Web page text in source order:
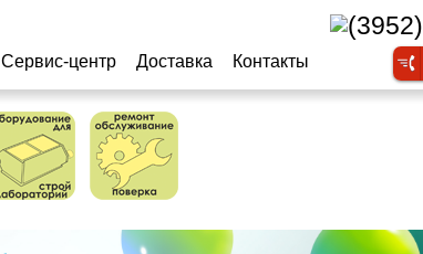
(3952)
Сервис-центр Доставка Контакты